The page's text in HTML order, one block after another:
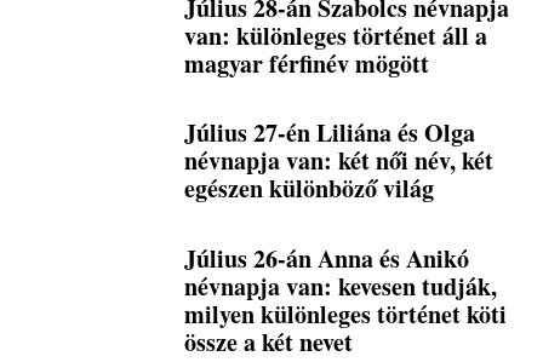
Július 28-án Szabolcs névnapja
van: különleges történet áll a
magyar férfinév mögött
Július 27-én Liliána és Olga
névnapja van: két női név, két
egészen különböző világ
Július 26-án Anna és Anikó
névnapja van: kevesen tudják,
milyen különleges történet köti
össze a két nevet